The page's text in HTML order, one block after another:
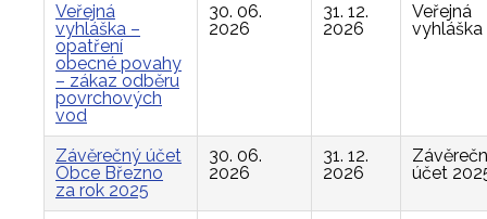
Veřejná
vyhláška –
opatření
obecné povahy
– zákaz odběru
povrchových
vod
30. 06.
2026
31. 12.
2026
Veřejná
vyhláška
Závěrečný účet
Obce Březno
za rok 2025
30. 06.
2026
31. 12.
2026
účet